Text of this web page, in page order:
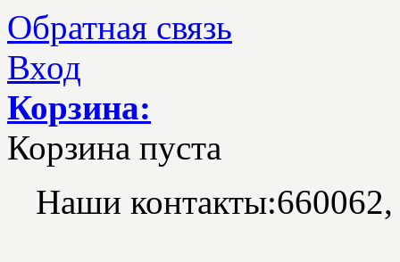
Обратная связь
Вход
Корзина:
Корзина пуста
Наши контакты: